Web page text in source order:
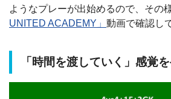
ようなプレーが出始めるので、その
UNITED ACADEMY」 動画で確認し
「時間を渡していく」感覚